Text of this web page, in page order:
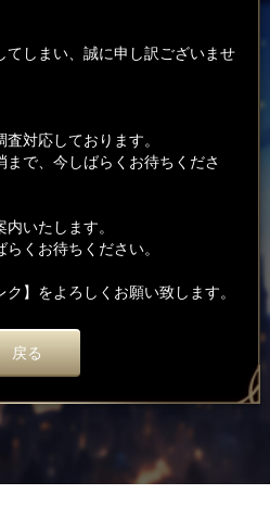
てしまい、誠に申し訳ございませ
対応しております。
で、今しばらくお待ちくださ
いたします。
くお待ちください。
】をよろしくお願い致します。
戻る